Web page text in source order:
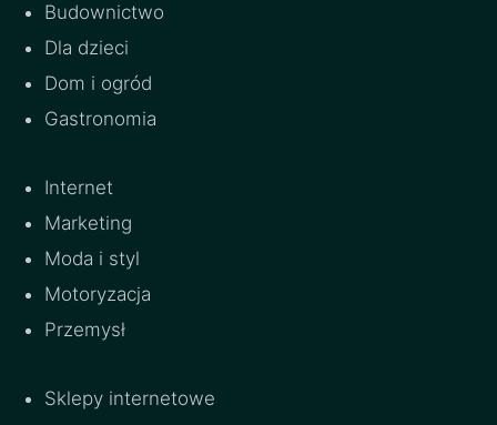
Budownictwo
Dla dzieci
Dom i ogród
Gastronomia
Internet
Marketing
Moda i styl
Motoryzacja
Przemysł
Sklepy internetowe